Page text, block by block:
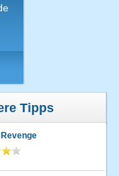
Tipps